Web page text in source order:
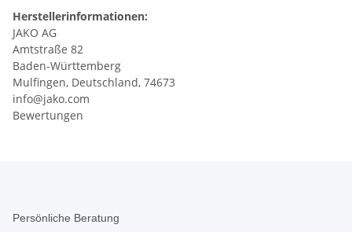
Herstellerinformationen:
JAKO AG
Amtstraße 82
Baden-Württemberg
Mulfingen, Deutschland, 74673
info@jako.com
Bewertungen
Persönliche Beratung